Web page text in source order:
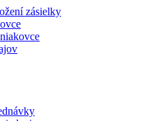
zásielky